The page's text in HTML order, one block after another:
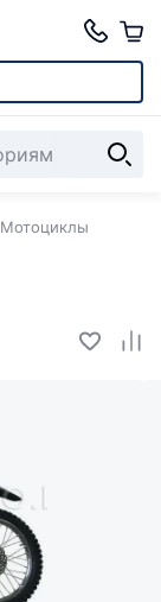
Мотоциклы